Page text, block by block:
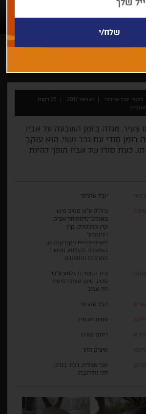
בימוי: יובל אהרוני ישראל 2017
25 דקות
צעיר, מגלה בזמן השבעה על אביו
רומן סודי עם גבר נשוי. הוא עוקב
כעת סודו של אביו הופך להיות
בימוי יובל אהרוני
ביה"ס ע"ש סטיב טיש
באוניברסיטת תל אביב,
קרן בלבטניק, קרן
רבינוביץ'
לאמנויות–פרויקט קולנוע,
המועצה לקולנוע ומשרד
התרבות והספורט
בית הספר לקולנוע ע"ש
סטיב טיש, אוניברסיטת
תל אביב
יובל אהרוני
עמית חכמוב
רותם מורט
איציק כהן
אבי מצליח, דביר בנדק,
חלי גולדנברג